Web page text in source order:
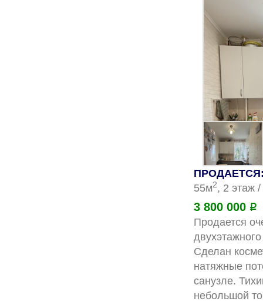
ПРОДАЕТСЯ:
55м2, 2 этаж
3 800 000 Р
Продается
Сделан
натяжные
санузле.